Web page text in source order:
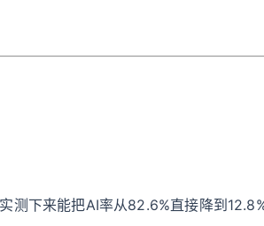
测下来能把AI率从82.6%直接降到